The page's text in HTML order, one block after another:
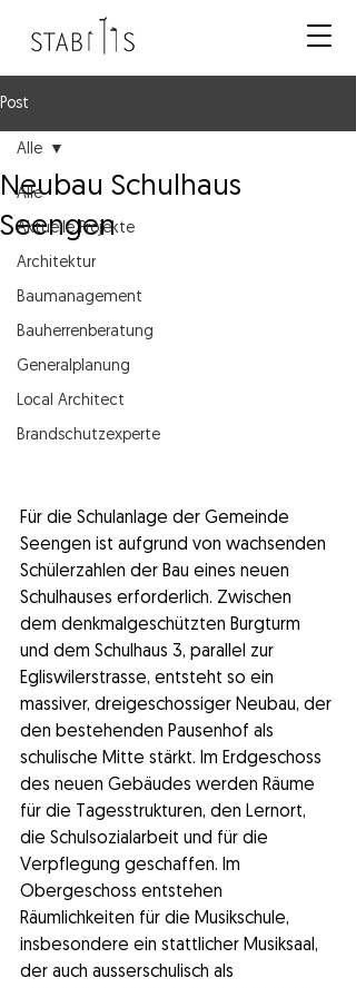
Post
Alle
Aktuelle Projekte
Architektur
Baumanagement
Bauherrenberatung
Generalplanung
Local Architect
Brandschutzexperte
Alle
Neubau Schulhaus
Seengen
Für die Schulanlage der Gemeinde
Seengen ist aufgrund von wachsenden
Schülerzahlen der Bau eines neuen
Schulhauses erforderlich. Zwischen
dem denkmalgeschützten Burgturm
und dem Schulhaus 3, parallel zur
Egliswilerstrasse, entsteht so ein
massiver, dreigeschossiger Neubau, der
den bestehenden Pausenhof als
schulische Mitte stärkt. Im Erdgeschoss
des neuen Gebäudes werden Räume
für die Tagesstrukturen, den Lernort,
die Schulsozialarbeit und für die
Verpflegung geschaffen. Im
Obergeschoss entstehen
Räumlichkeiten für die Musikschule,
insbesondere ein stattlicher Musiksaal,
der auch ausserschulisch als